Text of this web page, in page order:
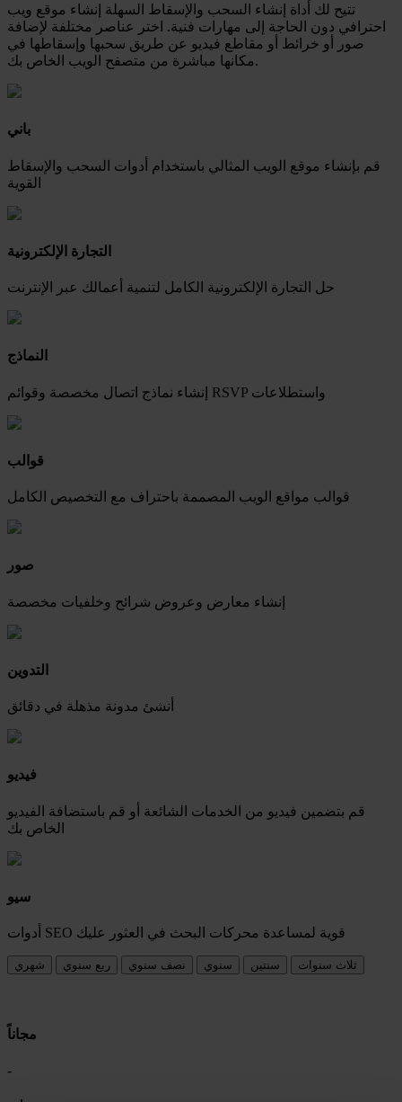
تتيح لك أداة إنشاء السحب والإسقاط السهلة إنشاء موقع ويب
احترافي دون الحاجة إلى مهارات فنية. اختر عناصر مختلفة لإضافة
صور أو خرائط أو مقاطع فيديو عن طريق سحبها وإسقاطها في
مكانها مباشرة من متصفح الويب الخاص بك.
باني
قم بإنشاء موقع الويب المثالي باستخدام أدوات السحب والإسقاط
القوية
التجارة الإلكترونية
حل التجارة الإلكترونية الكامل لتنمية أعمالك عبر الإنترنت
النماذج
إنشاء نماذج اتصال مخصصة وقوائم RSVP واستطلاعات
قوالب
قوالب مواقع الويب المصممة باحتراف مع التخصيص الكامل
صور
إنشاء معارض وعروض شرائح وخلفيات مخصصة
التدوين
أنشئ مدونة مذهلة في دقائق
فيديو
قم بتضمين فيديو من الخدمات الشائعة أو قم باستضافة الفيديو
الخاص بك
سيو
أدوات SEO قوية لمساعدة محركات البحث في العثور عليك
شهري ربع سنوي نصف سنوي سنوي سنتين ثلاث سنوات
مجاناً
-